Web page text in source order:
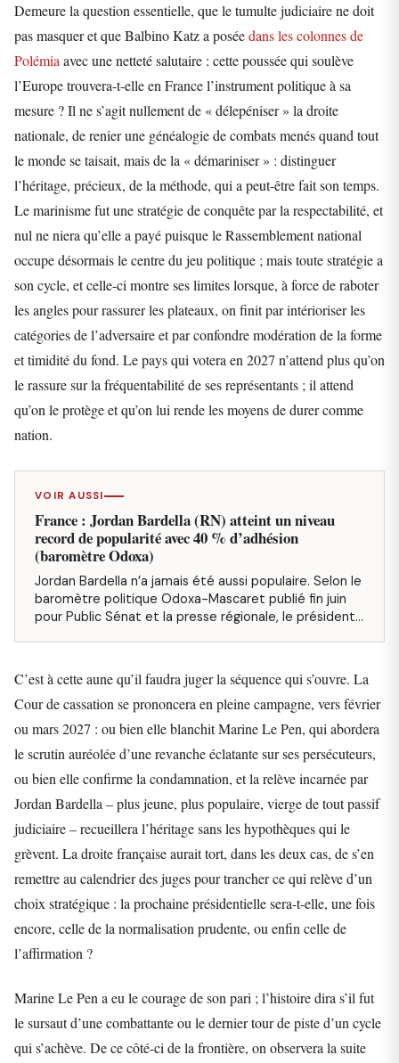
Demeure la question essentielle, que le tumulte judiciaire ne doit
pas masquer et que Balbino Katz a poséedans les colonnes de
Polémia avec une netteté salutaire : cette poussée qui soulève
l’Europe trouvera-t-elle en France l’instrument politique à sa
mesure ? Il ne s’agit nullement de « délepéniser » la droite
nationale, de renier une généalogie de combats menés quand tout
le monde se taisait, mais de la « démariniser » : distinguer
l’héritage, précieux, de la méthode, qui a peut-être fait son temps.
Le marinisme fut une stratégie de conquête par la respectabilité, et
nul ne niera qu’elle a payé puisque le Rassemblement national
occupe désormais le centre du jeu politique ; mais toute stratégie a
son cycle, et celle-ci montre ses limites lorsque, à force de raboter
les angles pour rassurer les plateaux, on finit par intérioriser les
catégories de l’adversaire et par confondre modération de la forme
et timidité du fond. Le pays qui votera en 2027 n’attend plus qu’on
le rassure sur la fréquentabilité de ses représentants ; il attend
qu’on le protège et qu’on lui rende les moyens de durer comme
nation.
VOIR AUSSI
France : Jordan Bardella (RN) atteint un niveau
record de popularité avec 40 % d’adhésion
(baromètre Odoxa)
Jordan Bardella n’a jamais été aussi populaire. Selon le
baromètre politique Odoxa-Mascaret publié fin juin
pour Public Sénat et la presse régionale, le président…
C’est à cette aune qu’il faudra juger la séquence qui s’ouvre. La
Cour de cassation se prononcera en pleine campagne, vers février
ou mars 2027 : ou bien elle blanchit Marine Le Pen, qui abordera
le scrutin auréolée d’une revanche éclatante sur ses persécuteurs,
ou bien elle confirme la condamnation, et la relève incarnée par
Jordan Bardella – plus jeune, plus populaire, vierge de tout passif
judiciaire – recueillera l’héritage sans les hypothèques qui le
grèvent. La droite française aurait tort, dans les deux cas, de s’en
remettre au calendrier des juges pour trancher ce qui relève d’un
choix stratégique : la prochaine présidentielle sera-t-elle, une fois
encore, celle de la normalisation prudente, ou enfin celle de
l’affirmation ?
Marine Le Pen a eu le courage de son pari ; l’histoire dira s’il fut
le sursaut d’une combattante ou le dernier tour de piste d’un cycle
qui s’achève. De ce côté-ci de la frontière, on observera la suite